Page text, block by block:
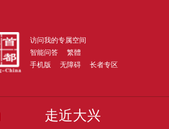
访问我的专属空间
智能问答
繁體
手机版
无障碍 长者专区
走近大兴